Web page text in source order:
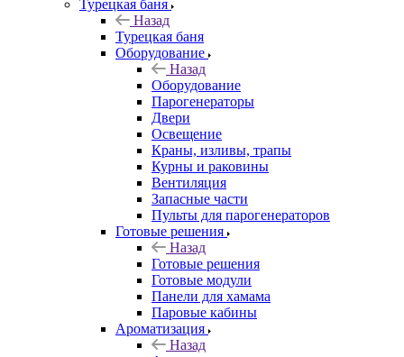
Турецкая баня
Назад
Турецкая баня
Оборудование
Назад
Оборудование
Парогенераторы
Двери
Освещение
Краны, изливы, трапы
Курны и раковины
Вентиляция
Запасные части
Пульты для парогенераторов
Готовые решения
Назад
Готовые решения
Готовые модули
Панели для хамама
Паровые кабины
Ароматизация
Назад